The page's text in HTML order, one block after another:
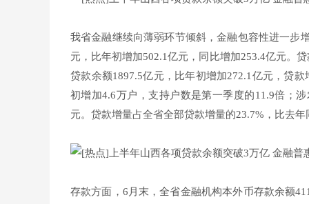
我省金融继续向薄弱环节倾斜，金融包容性进一步
元，比年初增加502.1亿元，同比增加253.4亿元。
贷款余额1897.5亿元，比年初增加272.1亿元，贷
初增加4.6万户，支持户数是第一季度的11.9倍；
元。贷款增量占全省全部贷款增量的23.7%，比去
存款方面，6月末，全省金融机构本外币存款余额